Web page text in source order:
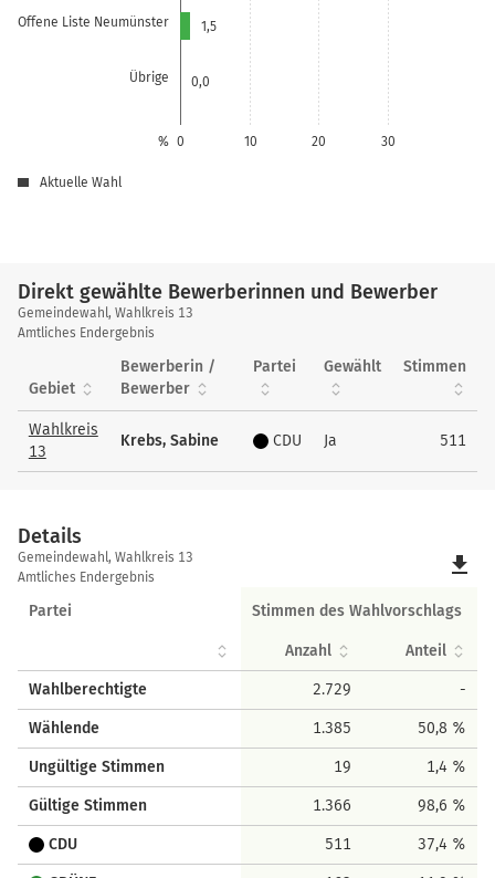
Offene Liste Neumünster
Übrige
0 10 20 30
%
1,5
0,0
Aktuelle Wahl
Direkt gewählte Bewerberinnen und Bewerber
Direkt
gewählte
Bewerberinnen
und
Bewerber
Gemeindewahl, Wahlkreis 13
Amtliches Endergebnis
Gebiet
Bewerberin /
Bewerber
Partei Gewählt Stimmen
Wahlkreis
13
Krebs, Sabine CDU Ja 511
Details
Details
Gemeindewahl, Wahlkreis 13
Amtliches Endergebnis
file_download
Partei Stimmen des Wahlvorschlags
Anzahl Anteil
Wahlberechtigte 2.729 -
Wählende 1.385 50,8 %
Ungültige Stimmen 19 1,4 %
Gültige Stimmen 1.366 98,6 %
CDU 511 37,4 %